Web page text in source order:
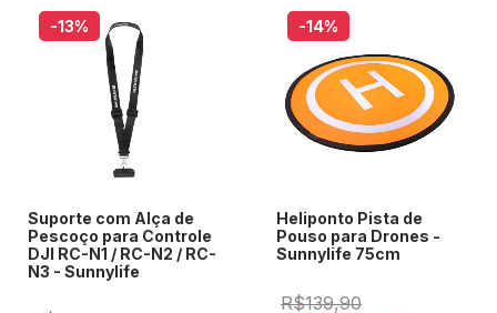
-13%
Suporte com Alça de
Pescoço para Controle
DJI RC-N1 / RC-N2 / RC-
N3 - Sunnylife
-14%
Heliponto Pista de
Pouso para Drones -
Sunnylife 75cm
R$139,90